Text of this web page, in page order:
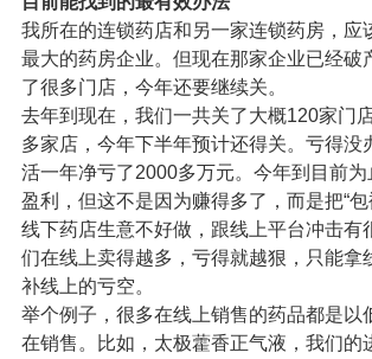
我所在的连锁药店和另一家连锁药房，应
最大的药房企业。但现在那家企业已经破
了很多门店，今年还要继续关。
去年到现在，我们一共关了大概120家门
多家店，今年下半年预计还得关。亏得没
活一年净亏了2000多万元。今年到目前
盈利，但这不是因为赚得多了，而是把“包
线下药店生意不好做，跟线上平台冲击
们在线上卖得越多，亏得就越狠，只能拿
补线上的亏空。
举个例子，很多在线上销售的药品都是以
在销售。比如，太极藿香正气液，我们的